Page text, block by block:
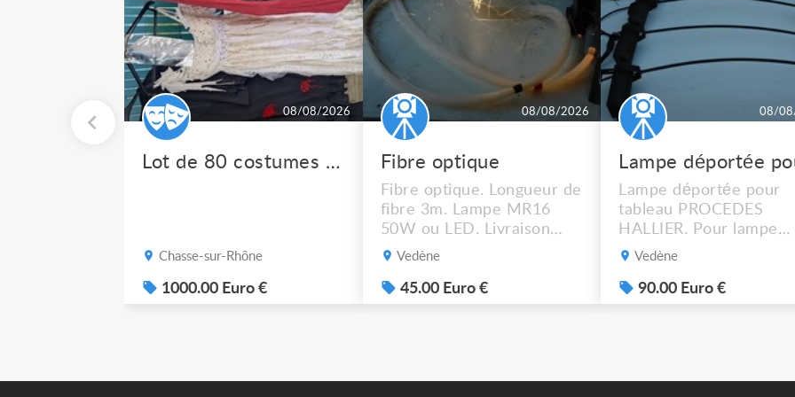
08/08/2026
Lot de 80 costumes de scène pro
Chasse-sur-Rhône
1000.00 Euro €
08/08/2026
Fibre optique
Fibre optique. Longueur de
fibre 3m. Lampe MR16
50W ou LED. Livraison
possible.
Vedène
45.00 Euro €
08/
Lampe déportée pour
tableau PROCEDES
HALLIER. Pour lampe
MR16 halogène ou LED
possible. 90€ le lot de 4.
Vedène
90.00 Euro €